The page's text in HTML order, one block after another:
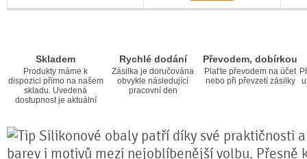
Skladem
Produkty máme k
dispozici přímo na našem
skladu. Uvedená
dostupnost je aktuální
Rychlé dodání
Zásilka je doručována
obvykle následující
pracovní den
Převodem, dobírkou
Plaťte převodem na účet
nebo při převzetí zásilky
Silikonové obaly patří díky své praktičnosti
barev i motivů mezi nejoblíbenější volbu. Přesně